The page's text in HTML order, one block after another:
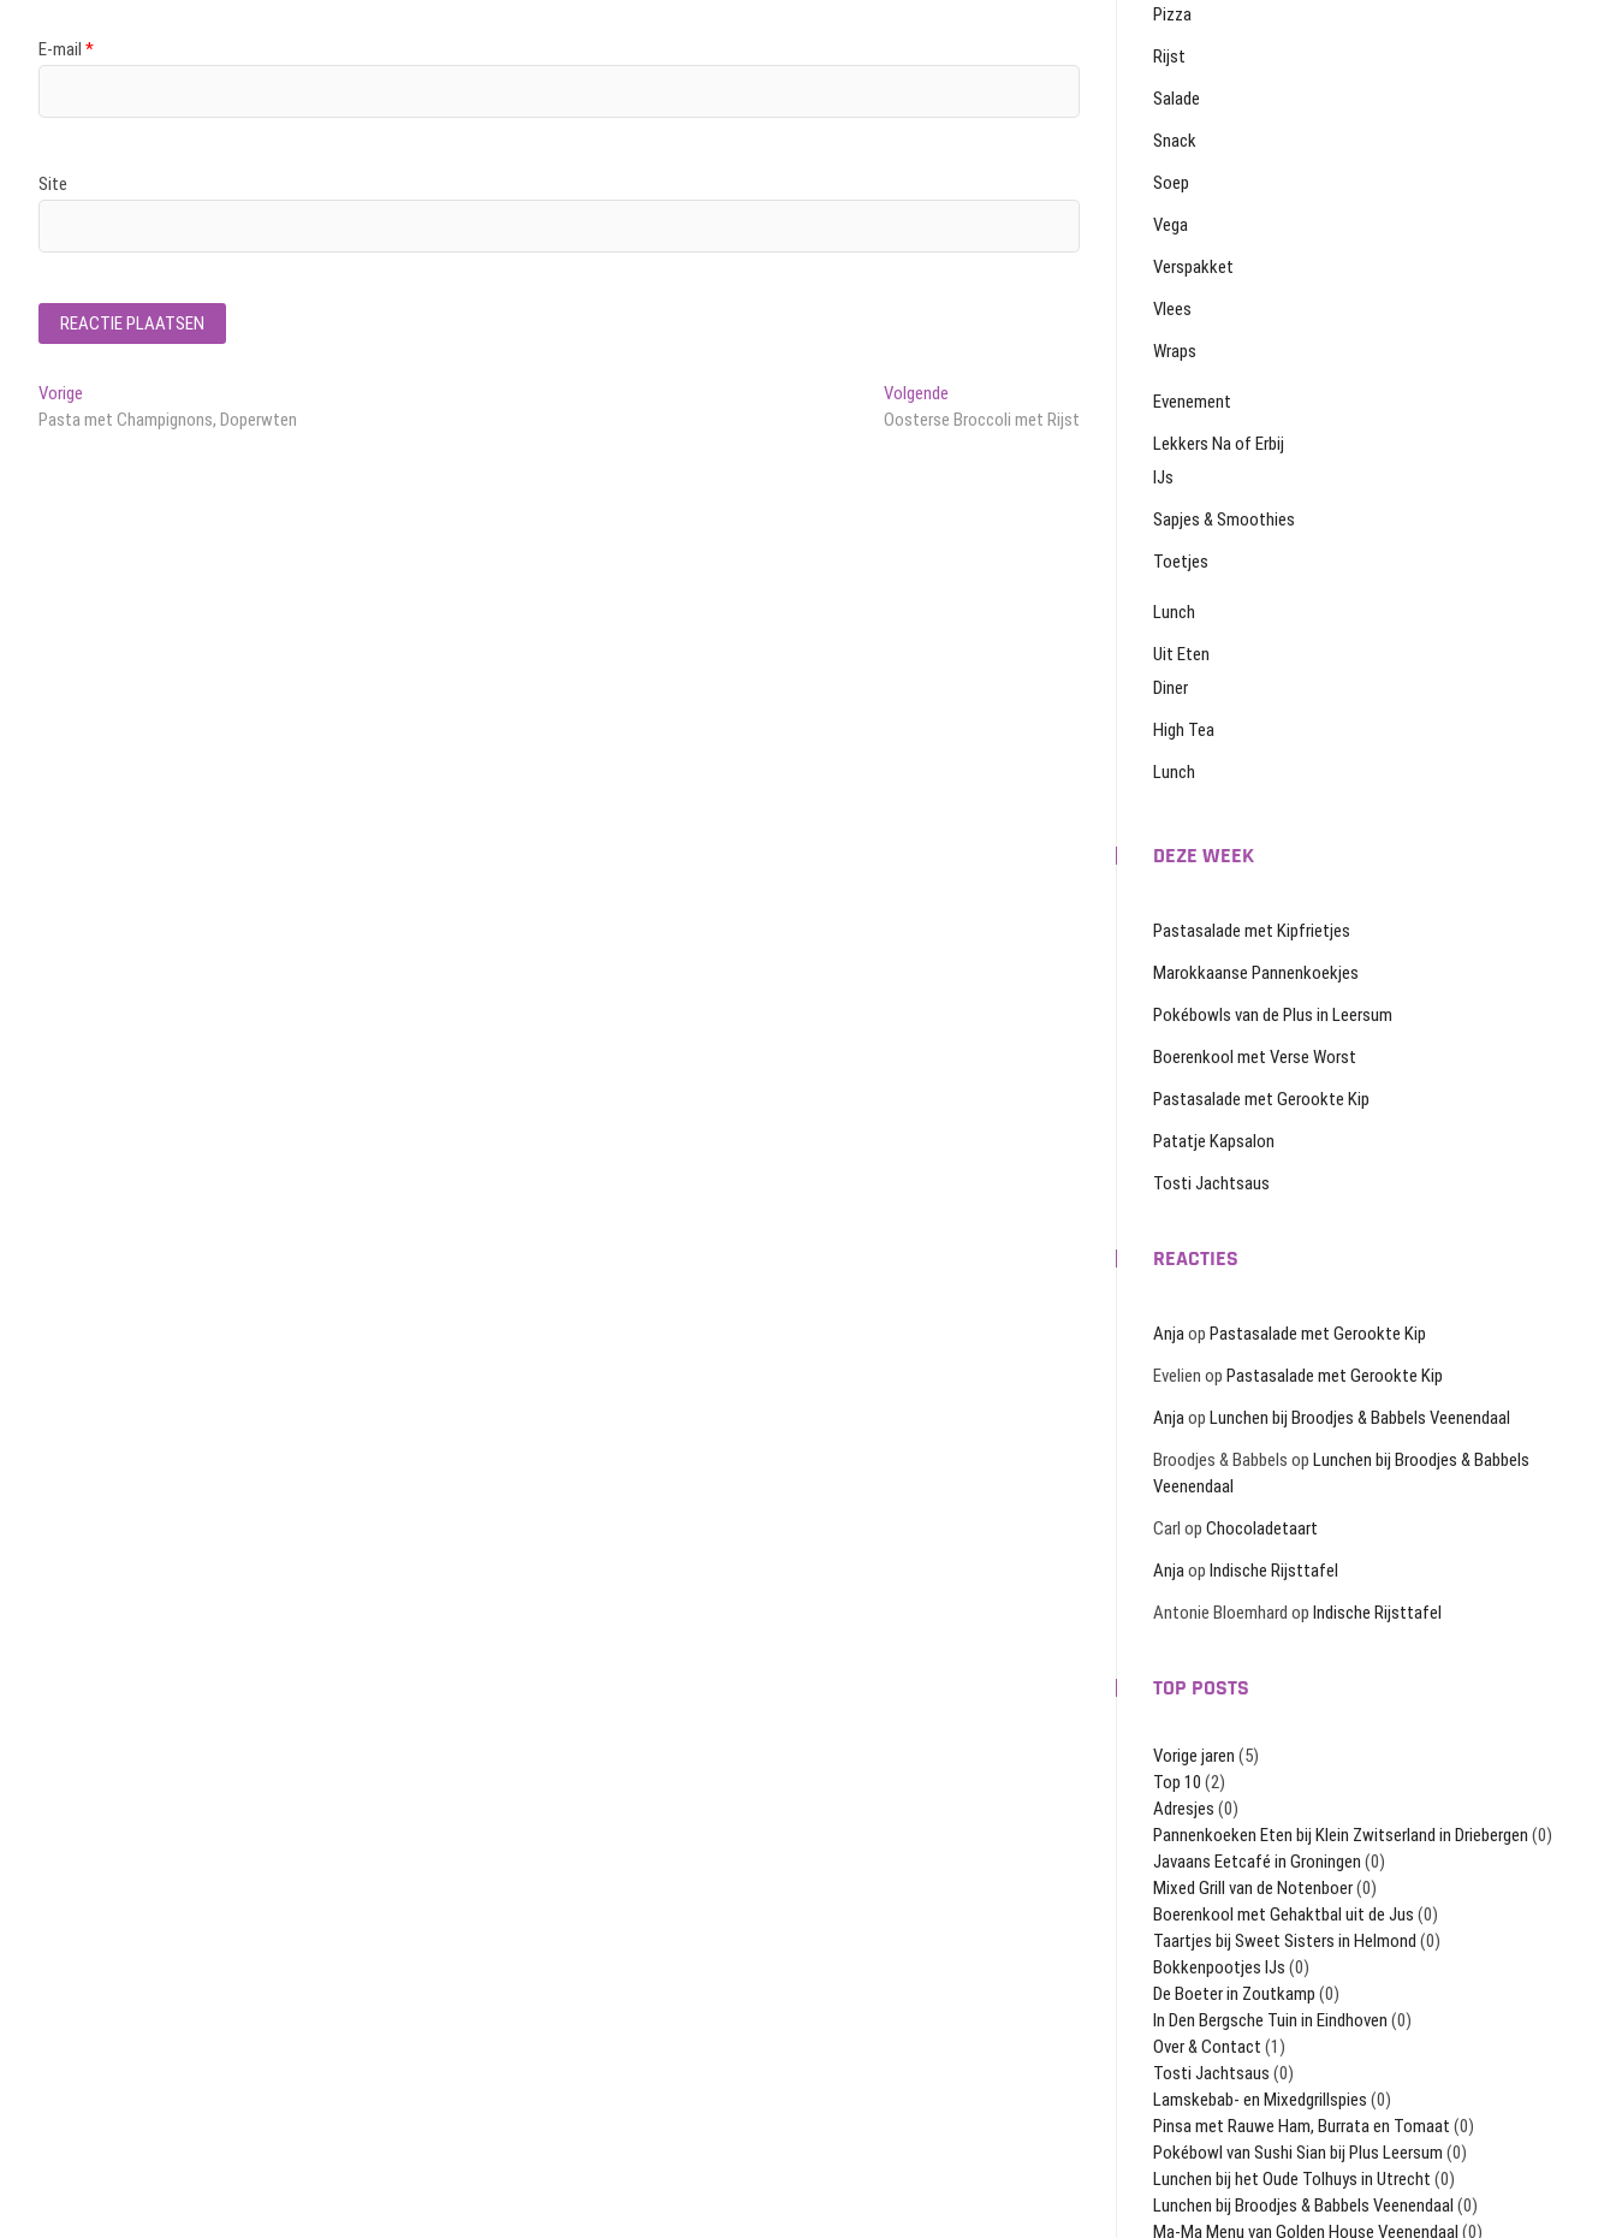
E-mail *
Site
Bericht
navigatie
Vorige
bericht:
Pasta met Champignons, Doperwten
Volgende
bericht:
Oosterse Broccoli met Rijst
Pizza
Rijst
Salade
Snack
Soep
Vega
Verspakket
Vlees
Wraps
Evenement
Lekkers Na of Erbij
IJs
Sapjes & Smoothies
Toetjes
Lunch
Uit Eten
Diner
High Tea
Lunch
DEZE WEEK
Pastasalade met Kipfrietjes
Marokkaanse Pannenkoekjes
Pokébowls van de Plus in Leersum
Boerenkool met Verse Worst
Pastasalade met Gerookte Kip
Patatje Kapsalon
Tosti Jachtsaus
REACTIES
Anjaop Pastasalade met Gerookte Kip
Evelien op Pastasalade met Gerookte Kip
Anjaop Lunchen bij Broodjes & Babbels Veenendaal
Broodjes & Babbels op Lunchen bij Broodjes & Babbels
Veenendaal
Carl op Chocoladetaart
Anjaop Indische Rijsttafel
Antonie Bloemhard op Indische Rijsttafel
TOP POSTS
Vorige jaren (5)
Top 10 (2)
Adresjes (0)
Pannenkoeken Eten bij Klein Zwitserland in Driebergen (0)
Javaans Eetcafé in Groningen (0)
Mixed Grill van de Notenboer(0)
Boerenkool met Gehaktbal uit de Jus (0)
Taartjes bij Sweet Sisters in Helmond (0)
Bokkenpootjes IJs (0)
De Boeter in Zoutkamp (0)
In Den Bergsche Tuin in Eindhoven (0)
Over & Contact (1)
Tosti Jachtsaus (0)
Lamskebab- en Mixedgrillspies (0)
Pinsa met Rauwe Ham, Burrata en Tomaat (0)
Pokébowl van Sushi Sian bij Plus Leersum (0)
Lunchen bij het Oude Tolhuys in Utrecht (0)
Lunchen bij Broodjes & Babbels Veenendaal (0)
Ma-Ma Menu van Golden House Veenendaal (0)